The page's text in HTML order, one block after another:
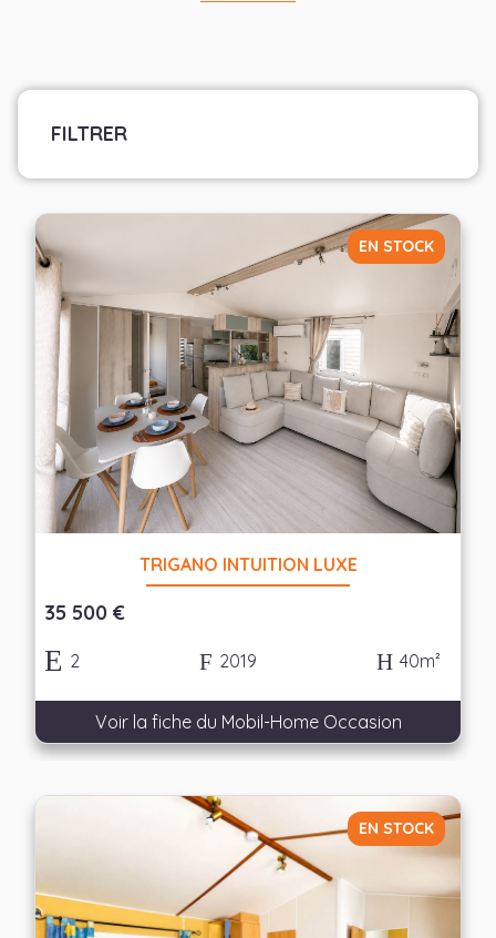
FILTRER
Largeur
— Choisir —
Nombre de chambres
— Choisir —
Appliquer les filtres
EN STOCK
TRIGANO INTUITION LUXE
35 500 €
2 2019 40m²
Voir la fiche du Mobil-Home Occasion
EN STOCK